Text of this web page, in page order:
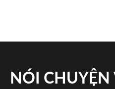
NÓI CHUYỆN